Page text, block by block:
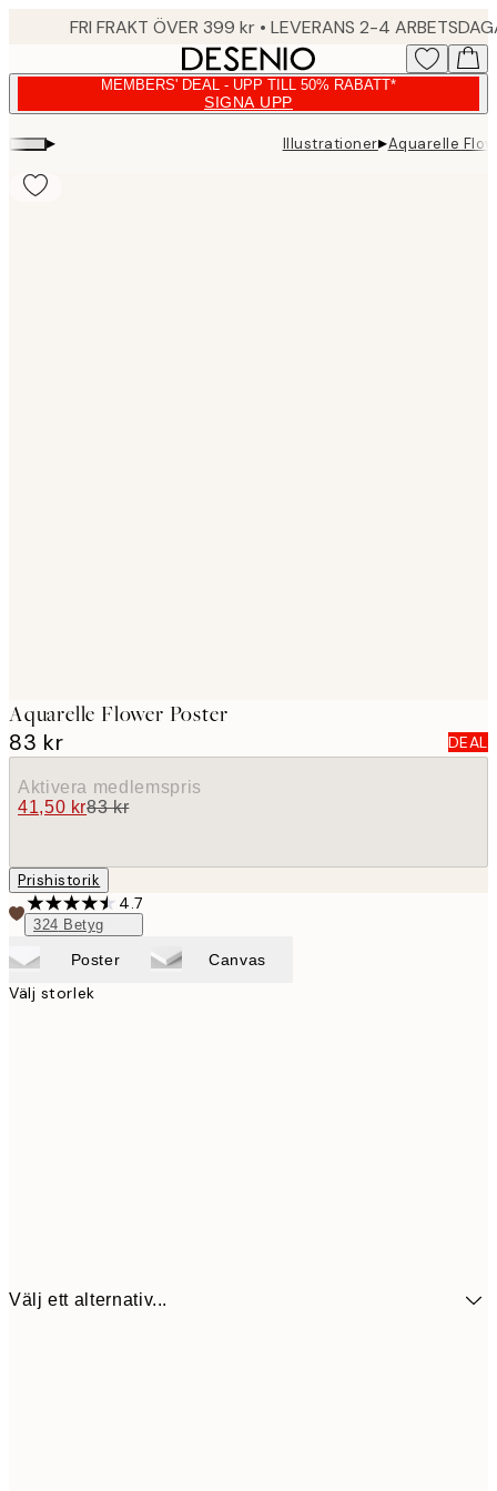
FRI FRAKT ÖVER 399 kr • LEVERANS 2-4
MEMBERS' DEAL - UPP TILL 50% RABATT*
SIGNA UPP
▸ Illustrationer▸Aquarelle
Aquarelle Flower Poster
83 kr DEAL
Aktivera medlemspris
41,50 kr83 kr
Prishistorik
4.7
324 Betyg
Poster Canvas
Välj storlek
Välj ett alternativ...